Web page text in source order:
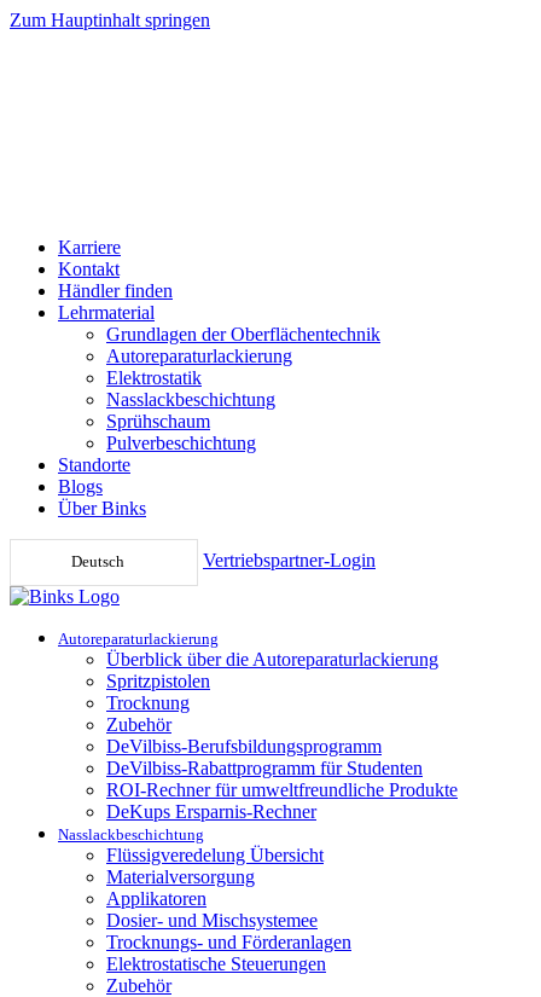
Zum Hauptinhalt springen
Karriere
Kontakt
Händler finden
Lehrmaterial
Grundlagen der Oberflächentechnik
Autoreparaturlackierung
Elektrostatik
Nasslackbeschichtung
Sprühschaum
Pulverbeschichtung
Standorte
Blogs
Über Binks
Deutsch Vertriebspartner-Login
Autoreparaturlackierung
Überblick über die Autoreparaturlackierung
Spritzpistolen
Trocknung
Zubehör
DeVilbiss-Berufsbildungsprogramm
DeVilbiss-Rabattprogramm für Studenten
ROI-Rechner für umweltfreundliche Produkte
DeKups Ersparnis-Rechner
Nasslackbeschichtung
Flüssigveredelung Übersicht
Materialversorgung
Applikatoren
Dosier- und Mischsystemee
Trocknungs- und Förderanlagen
Elektrostatische Steuerungen
Zubehör